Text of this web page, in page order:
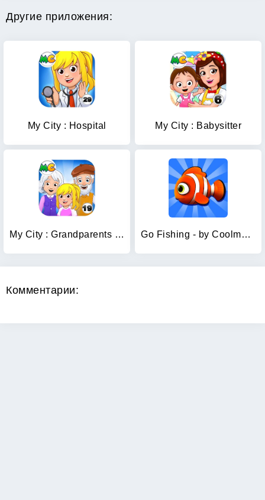
Другие приложения:
My City : Hospital My City : Babysitter
My City : Grandparents Home Go Fishing - by Coolmath Games
Комментарии: